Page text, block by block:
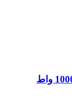
مكواة البخار بصفيحة كوي ذات انزلاق 1000 واط